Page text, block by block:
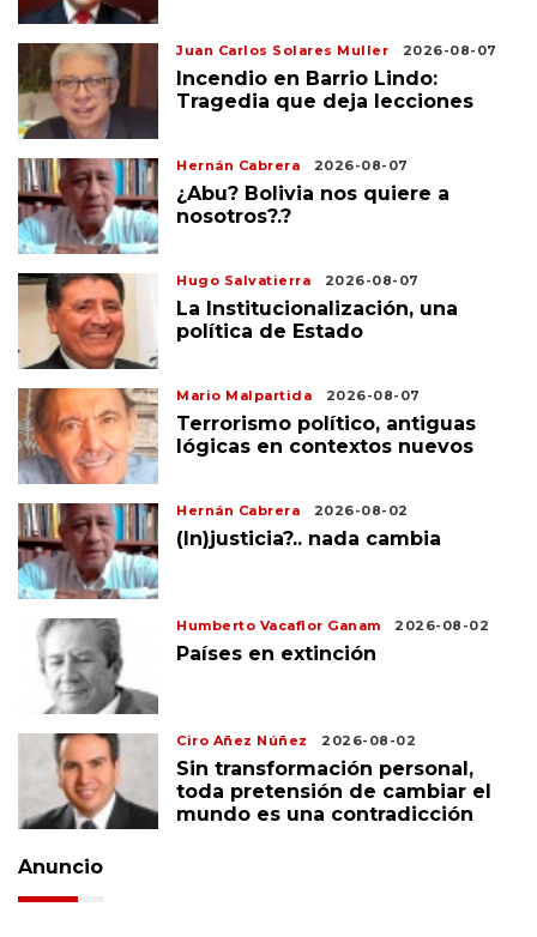
Juan Carlos Solares Muller 2026-08-07
Incendio en Barrio Lindo:
Tragedia que deja lecciones
Hernán Cabrera 2026-08-07
¿Abu? Bolivia nos quiere a
nosotros?.?
Hugo Salvatierra 2026-08-07
La Institucionalización, una
política de Estado
Mario Malpartida 2026-08-07
Terrorismo político, antiguas
lógicas en contextos nuevos
Hernán Cabrera 2026-08-02
(In)justicia?.. nada cambia
Humberto Vacaflor Ganam 2026-08-02
Países en extinción
Ciro Añez Núñez 2026-08-02
Sin transformación personal,
toda pretensión de cambiar el
mundo es una contradicción
Anuncio